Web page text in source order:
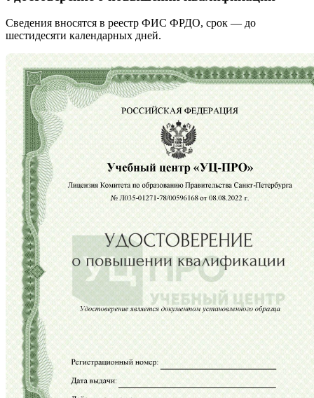
Сведения вносятся в реестр ФИС ФРДО, срок — до
шестидесяти календарных дней.